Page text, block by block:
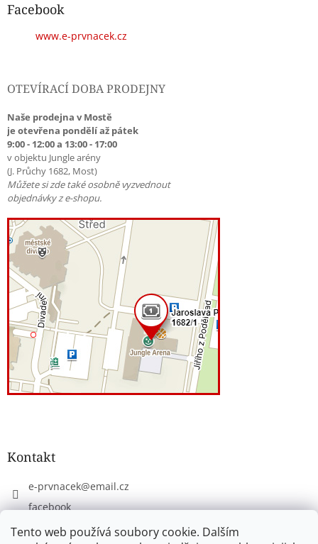
Tento web používá soubory cookie. Dalším
Facebook
www.e-prvnacek.cz
OTEVÍRACÍ DOBA PRODEJNY
Naše prodejna v Mostě
je otevřena pondělí až pátek
9:00 - 12:00 a 13:00 - 17:00
v objektu Jungle arény
(J. Průchy 1682, Most)
Můžete si zde také osobně vyzvednout
objednávky z e-shopu.
Kontakt
e-prvnacek@email.cz
facebook
eprvnacek